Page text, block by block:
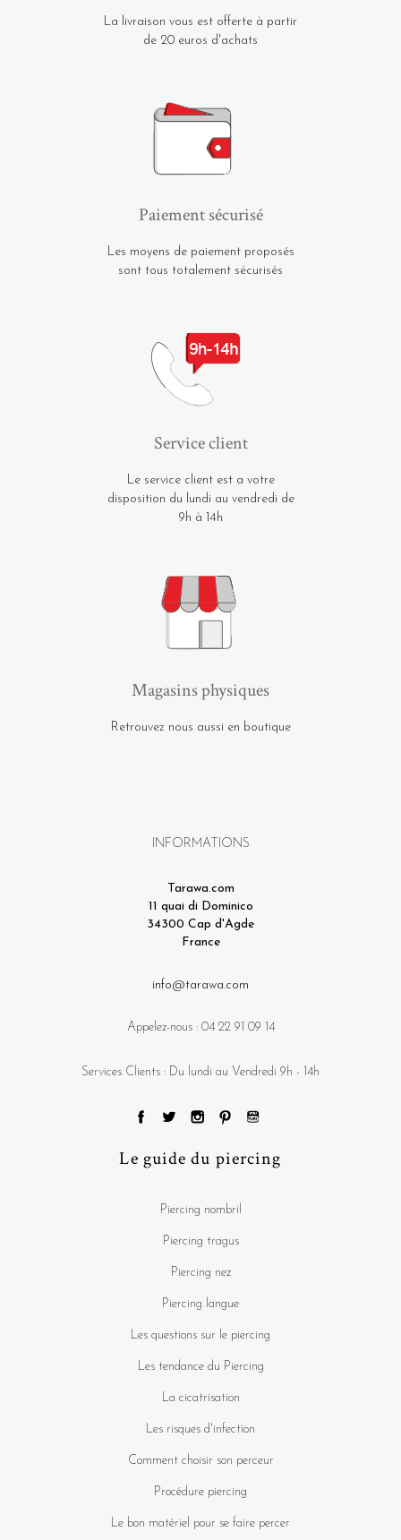
La livraison vous est offerte à partir
de 20 euros d'achats
Paiement sécurisé
Les moyens de paiement proposés
sont tous totalement sécurisés
Service client
Le service client est a votre
disposition du lundi au vendredi de
9h à 14h
Magasins physiques
Retrouvez nous aussi en boutique
INFORMATIONS
Tarawa.com
11 quai di Dominico
34300 Cap d'Agde
France
info@tarawa.com
Appelez-nous : 04 22 91 09 14
Services Clients : Du lundi au Vendredi 9h - 14h
Le guide du piercing
Piercing nombril
Piercing tragus
Piercing nez
Piercing langue
Les questions sur le piercing
Les tendance du Piercing
La cicatrisation
Les risques d'infection
Comment choisir son perceur
Procédure piercing
Le bon matériel pour se faire percer